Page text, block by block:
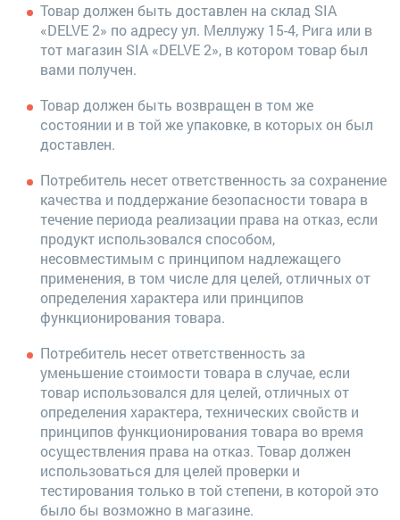
Товар должен быть доставлен на склад SIA
«DELVE 2» по адресу ул. Меллужу 15-4, Рига или в
тот магазин SIA «DELVE 2», в котором товар был
вами получен.
Товар должен быть возвращен в том же
состоянии и в той же упаковке, в которых он был
доставлен.
Потребитель несет ответственность за сохранение
качества и поддержание безопасности товара в
течение периода реализации права на отказ, если
продукт использовался способом,
несовместимым с принципом надлежащего
применения, в том числе для целей, отличных от
определения характера или принципов
функционирования товара.
Потребитель несет ответственность за
уменьшение стоимости товара в случае, если
товар использовался для целей, отличных от
определения характера, технических свойств и
принципов функционирования товара во время
осуществления права на отказ. Товар должен
использоваться для целей проверки и
тестирования только в той степени, в которой это
было бы возможно в магазине.